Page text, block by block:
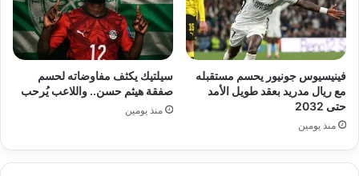
فينيسيوس جونيور يحسم مستقبله
مع ريال مدريد بعقد طويل الأمد
حتى 2032
منذ يومين
سيلتيك يكثف مفاوضاته لحسم
صفقة هيثم حسن.. واللاعب يُرحب
منذ يومين